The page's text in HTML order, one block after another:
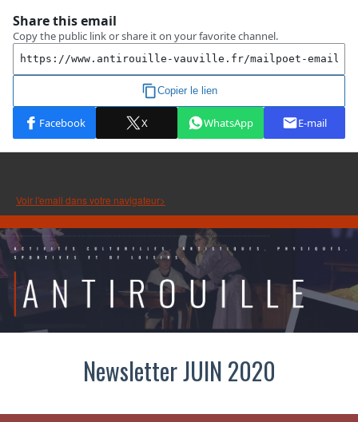
Voir l'email dans votre navigateur>
Newsletter JUIN 2020